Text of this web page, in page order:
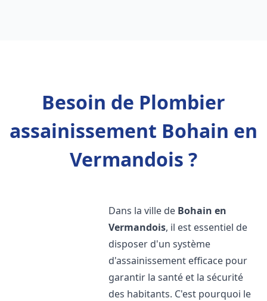
Besoin de Plombier
assainissement Bohain en
Vermandois ?
Dans la ville de Bohain en
Vermandois, il est essentiel de
disposer d'un système
d'assainissement efficace pour
garantir la santé et la sécurité
des habitants. C'est pourquoi le